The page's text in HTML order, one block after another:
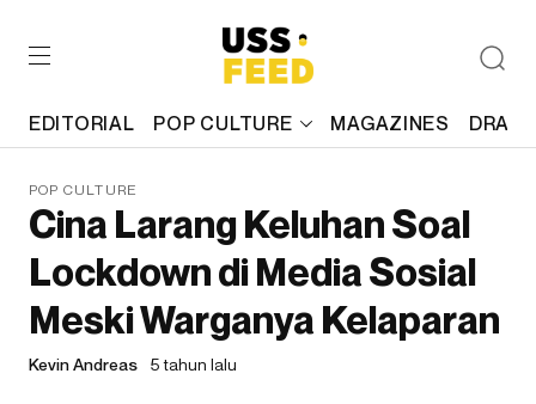
EDITORIAL POP CULTURE MAGAZINES
POP CULTURE
Cina Larang Keluhan Soal
Lockdown di Media Sosial
Meski Warganya Kelaparan
Kevin Andreas 5 tahun lalu